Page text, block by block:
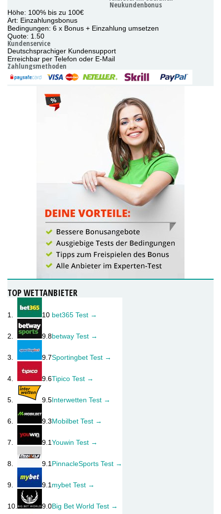
Neukundenbonus
Höhe: 100% bis zu 100€
Art: Einzahlungsbonus
Bedingungen: 6 x Bonus + Einzahlung umsetzen
Quote: 1.50
Kundenservice
Deutschsprachiger Kundensupport
Erreichbar per Telefon oder E-Mail
Zahlungsmethoden
TOP WETTANBIETER
1. 10 bet365 Test →
2. 9.8betway Test →
3. 9.7Sportingbet Test →
4. 9.6Tipico Test →
5. 9.5Interwetten Test →
6. 9.3Mobilbet Test →
7. 9.1Youwin Test →
8. 9.1 PinnacleSports Test →
9. 9.1 mybet Test →
10. 9.0Big Bet World Test →